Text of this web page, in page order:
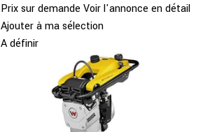
Prix sur demandeVoir l'annonce en détail
Ajouter à ma sélection
A définir